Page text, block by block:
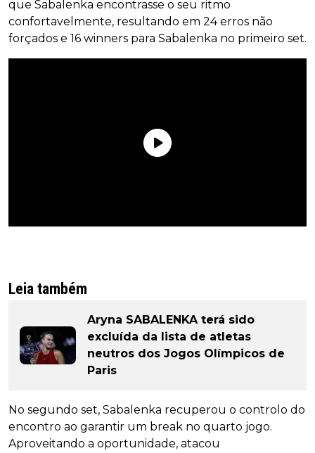
que Sabalenka encontrasse o seu ritmo
confortavelmente, resultando em 24 erros não
forçados e 16 winners para Sabalenka no primeiro set.
Leia também
Aryna SABALENKA terá sido
excluída da lista de atletas
neutros dos Jogos Olímpicos de
Paris
No segundo set, Sabalenka recuperou o controlo do
encontro ao garantir um break no quarto jogo.
Aproveitando a oportunidade, atacou